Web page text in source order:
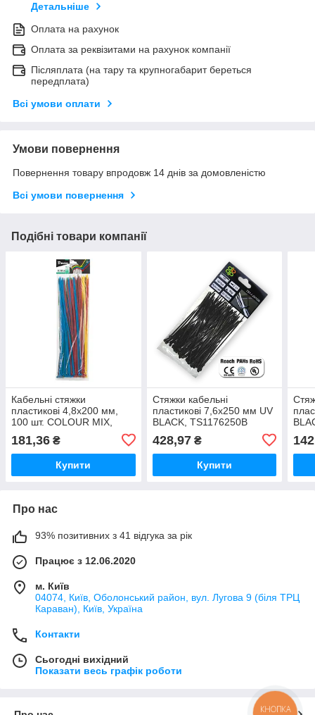
Детальніше
Оплата на рахунок
Оплата за реквізитами на рахунок компанії
Післяплата (на тару та крупногабарит береться
передплата)
Всі умови оплати
Умови повернення
Повернення товару впродовж 14 днів за домовленістю
Всі умови повернення
Подібні товари компанії
Кабельні стяжки
пластикові 4,8x200 мм,
100 шт. COLOUR MIX,
181,36 ₴
Купити
Стяжки кабельні
пластикові 7,6x250 мм UV
BLACK, TS1176250B
428,97₴
Купити
Про нас
93% позитивних з 41 відгука за рік
Працює з 12.06.2020
м. Київ
04074, Київ, Оболонський район, вул. Лугова 9 (біля ТРЦ
Караван), Київ, Україна
Контакти
Сьогодні вихідний
Показати весь графік роботи
КНОПКА